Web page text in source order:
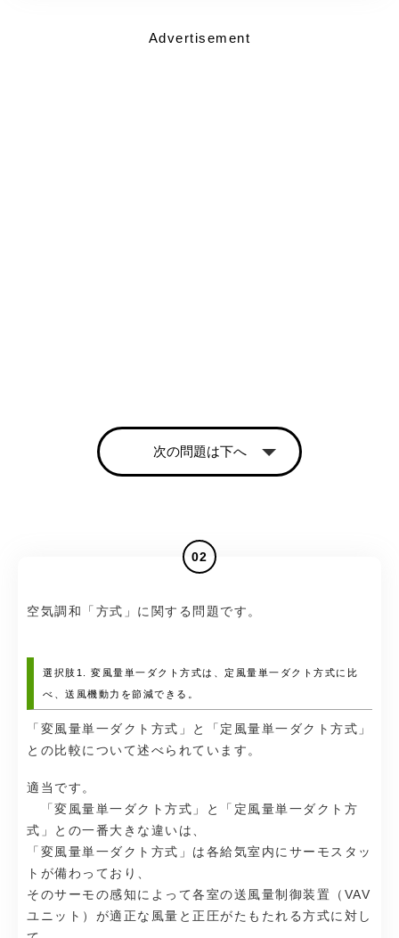
Advertisement
次の問題は下へ
02
空気調和「方式」に関する問題です。
選択肢1. 変風量単一ダクト方式は、定風量単一ダクト方式に比
べ、送風機動力を節減できる。
「変風量単一ダクト方式」と「定風量単一ダクト方式」
との比較について述べられています。
適当です。
「変風量単一ダクト方式」と「定風量単一ダクト方
式」との一番大きな違いは、
「変風量単一ダクト方式」は各給気室内にサーモスタッ
トが備わっており、
そのサーモの感知によって各室の送風量制御装置（VAV
ユニット）が適正な風量と正圧がたもたれる方式に対し